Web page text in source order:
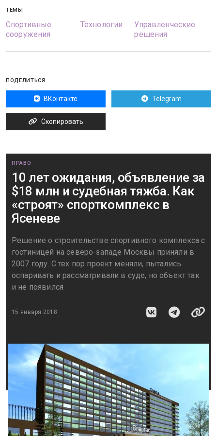
ТЕМЫ
Спортивные
сооружения
Технологии
Управленческие
решения
ПОДЕЛИТЬСЯ
ВКонтакте Telegram
Скопировать
ПРАВО
10 лет ожидания, объявление за
$18 млн и судебная тяжба. Как
«строят» спорткомплекс в
Ясеневе
Решение о строительстве спортивного комплекса с
гостиницей на северо-западе Москвы приняли в
2007 году. С тех пор проект меняли, пытались
оспаривать и рассматривали в суде, но объект так
и не появился
15 января 2018